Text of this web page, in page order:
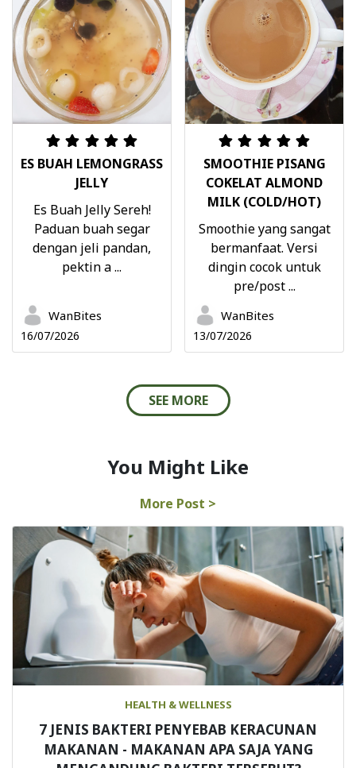
ES BUAH LEMONGRASS
JELLY
Es Buah Jelly Sereh!
Paduan buah segar
dengan jeli pandan,
pektin a ...
WanBites
16/07/2026
SMOOTHIE PISANG
COKELAT ALMOND
MILK (COLD/HOT)
Smoothie yang sangat
bermanfaat. Versi
dingin cocok untuk
pre/post ...
WanBites
13/07/2026
SEE MORE
You Might Like
More Post >
HEALTH & WELLNESS
7 JENIS BAKTERI PENYEBAB KERACUNAN
MAKANAN - MAKANAN APA SAJA YANG